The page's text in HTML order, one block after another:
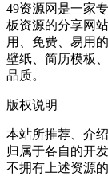
49资源网是一家
板资源的分享网
用、免费、易用
壁纸、简历模板
品质。
版权说明
本站所推荐、介
归属于各自的开
不拥有上述资源